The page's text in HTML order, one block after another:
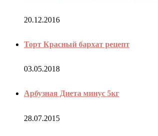
20.12.2016
Торт Красный бархат рецепт
03.05.2018
Арбузная Диета минус 5кг
28.07.2015